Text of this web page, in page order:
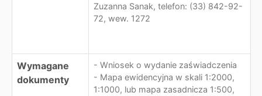
Zuzanna Sanak, telefon: (33) 842-92-
72, wew. 1272
Wymagane
dokumenty
- Wniosek o wydanie zaświadczenia
- Mapa ewidencyjna w skali 1:2000,
1:1000, lub mapa zasadnicza 1:500,